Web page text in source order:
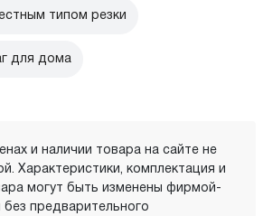
типом резки
для дома
и наличии товара на сайте не
Характеристики, комплектация и
могут быть изменены фирмой-
предварительного